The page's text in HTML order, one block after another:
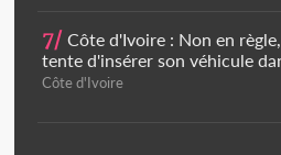
7/ Côte d'Ivoire : Non en
tente d'insérer son véhicule
Côte d'Ivoire